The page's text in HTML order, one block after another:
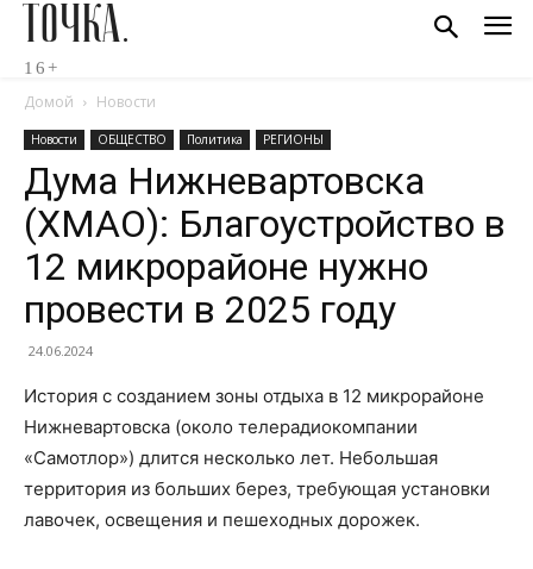
ТОЧКА.
16+
Домой Новости
Новости ОБЩЕСТВО Политика РЕГИОНЫ
Дума Нижневартовска
(ХМАО): Благоустройство в
12 микрорайоне нужно
провести в 2025 году
24.06.2024
История с созданием зоны отдыха в 12 микрорайоне
Нижневартовска (около телерадиокомпании
«Самотлор») длится несколько лет. Небольшая
территория из больших берез, требующая установки
лавочек, освещения и пешеходных дорожек.